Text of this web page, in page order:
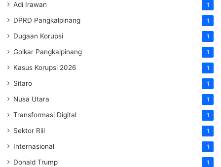
Adi Irawan 1
DPRD Pangkalpinang 1
Dugaan Korupsi 1
Golkar Pangkalpinang 1
Kasus Korupsi 2026 1
Sitaro 1
Nusa Utara 1
Transformasi Digital 1
Sektor Riil 1
Internasional 1
Donald Trump 1